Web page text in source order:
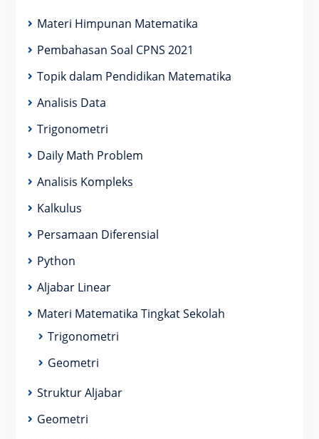
Materi Himpunan Matematika
Pembahasan Soal CPNS 2021
Topik dalam Pendidikan Matematika
Analisis Data
Trigonometri
Daily Math Problem
Analisis Kompleks
Kalkulus
Persamaan Diferensial
Python
Aljabar Linear
Materi Matematika Tingkat Sekolah
Trigonometri
Geometri
Struktur Aljabar
Geometri